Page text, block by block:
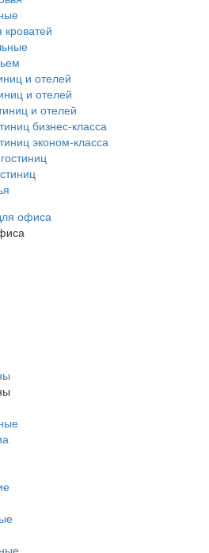
кроватей
и отелей
и отелей
и отелей
бизнес-класса
эконом-класса
офиса